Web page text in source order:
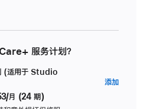
服务计划？
(适用于 Studio
月 (24 期)
添加